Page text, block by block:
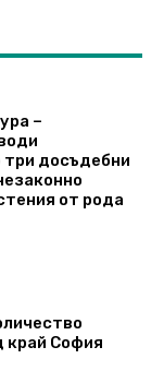
–
три досъдебни
от рода
край София